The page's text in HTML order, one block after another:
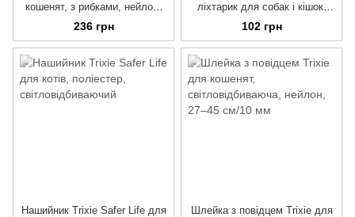
кошенят, з рибками, нейлон,
23–39 см/10 мм
236 грн
ліхтарик для собак і кішок,
1см
102 грн
Нашийник Trixie Safer Life для
Шлейка з повідцем Trixie для